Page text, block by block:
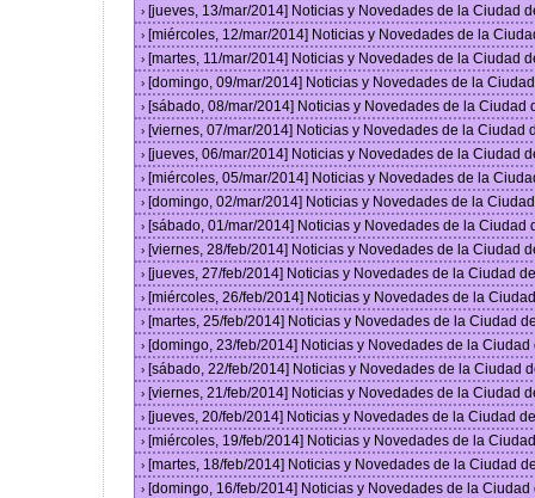
› [jueves, 13/mar/2014] Noticias y Novedades de la Ciudad
› [miércoles, 12/mar/2014] Noticias y Novedades de la
› [martes, 11/mar/2014] Noticias y Novedades de la Ciudad
› [domingo, 09/mar/2014] Noticias y Novedades de la
› [sábado, 08/mar/2014] Noticias y Novedades de la Ciudad
› [viernes, 07/mar/2014] Noticias y Novedades de la Ciudad
› [jueves, 06/mar/2014] Noticias y Novedades de la Ciudad
› [miércoles, 05/mar/2014] Noticias y Novedades de la
› [domingo, 02/mar/2014] Noticias y Novedades de la
› [sábado, 01/mar/2014] Noticias y Novedades de la Ciudad
› [viernes, 28/feb/2014] Noticias y Novedades de la Ciudad
› [jueves, 27/feb/2014] Noticias y Novedades de la Ciudad
› [miércoles, 26/feb/2014] Noticias y Novedades de la
› [martes, 25/feb/2014] Noticias y Novedades de la Ciudad
› [domingo, 23/feb/2014] Noticias y Novedades de la
› [sábado, 22/feb/2014] Noticias y Novedades de la Ciudad
› [viernes, 21/feb/2014] Noticias y Novedades de la Ciudad
› [jueves, 20/feb/2014] Noticias y Novedades de la Ciudad
› [miércoles, 19/feb/2014] Noticias y Novedades de la
› [martes, 18/feb/2014] Noticias y Novedades de la Ciudad
› [domingo, 16/feb/2014] Noticias y Novedades de la